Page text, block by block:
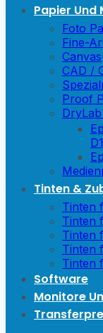
Papier Und
Foto
Fine-
Canvas
CAD /
Proof
Tinten &
Tinten
Tinten
Tinten
Tinten
Tinten
Software
Monitore